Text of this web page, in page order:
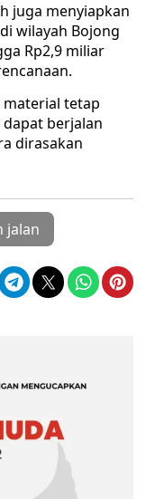
juga menyiapkan
wilayah Bojong
Rp2,9 miliar
tetap
berjalan
dirasakan
jalan